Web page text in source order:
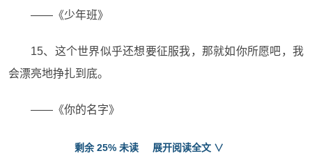
——《少年班》
15、这个世界似乎还想要征服我，那就如你所愿吧，我
会漂亮地挣扎到底。
——《你的名字》
16、 路上总有阴影，但你抬头就能看到光。
剩余 25% 未读 展开阅读全文 ∨